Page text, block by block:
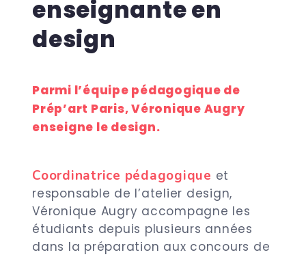
enseignante en
design
Parmi l’équipe pédagogique de
Prép’art Paris, Véronique Augry
enseigne le design.
Coordinatrice pédagogique et
responsable de l’atelier design,
Véronique Augry accompagne les
étudiants depuis plusieurs années
dans la préparation aux concours de